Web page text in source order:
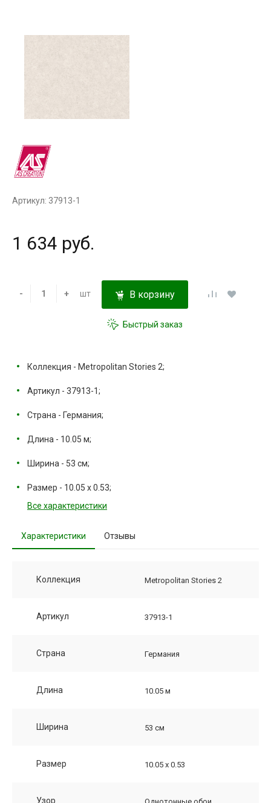
Артикул: 37913-1
1 634 руб.
- + шт В корзину
Быстрый заказ
Коллекция - Metropolitan Stories 2;
Артикул - 37913-1;
Страна - Германия;
Длина - 10.05 м;
Ширина - 53 см;
Размер - 10.05 х 0.53;
Все характеристики
Характеристики Отзывы
Коллекция Metropolitan Stories 2
Артикул 37913-1
Страна Германия
Длина 10.05 м
Ширина 53 см
Размер 10.05 х 0.53
Узор